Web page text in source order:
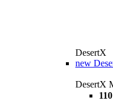
DesertX
new
DesertX